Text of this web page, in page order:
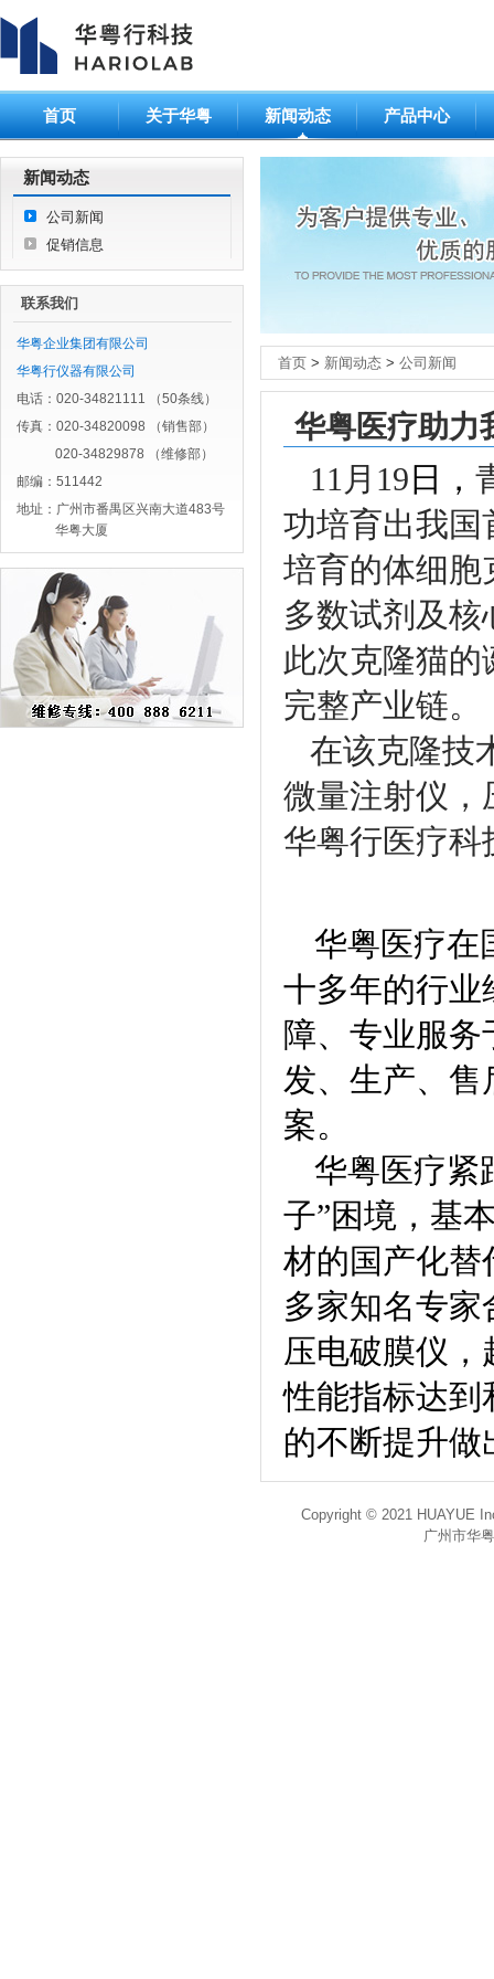
首页 关于华粤 新闻动态 产品中心
新闻动态
公司新闻
促销信息
联系我们
华粤企业集团有限公司
华粤行仪器有限公司
电话：020-34821111 （50条线）
传真：020-34820098 （销售部）
020-34829878 （维修部）
邮编：511442
地址：广州市番禺区兴南大道483号
华粤大厦
首页 > 新闻动态 > 公司新闻
华粤医疗助力
11月19 日，
功培育出我国
培育的体细胞
多数试剂及
此次克隆猫
完整产业链。
在该克隆技
微量注射仪，
华粤行医疗科
华粤医疗在
十多年的行业
障、专业服
发、生产、售
案。
华粤医疗紧
子”困境，基
材的国产化替
多家知名专
压电破膜仪
性能指标达到
的不断提升
Copyright © 2021 HUAYUE
广州市华